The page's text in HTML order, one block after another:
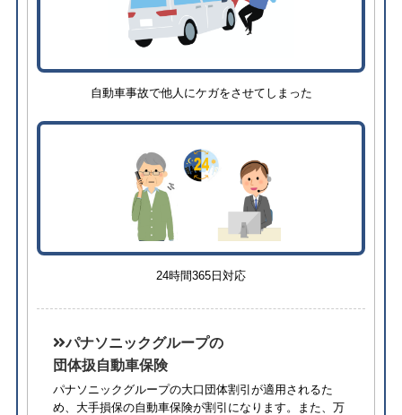
自動車事故で他人にケガをさせてしまった
24時間365日対応
パナソニックグループの
団体扱自動車保険
パナソニックグループの大口団体割引が適用されるた
め、⼤⼿損保の自動車保険が割引になります。また、万